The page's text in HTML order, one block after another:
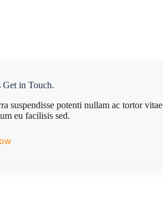
Get in Touch.
suspendisse potenti nullam ac tortor vitae
eu facilisis sed.